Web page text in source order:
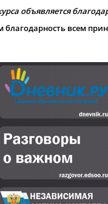
объявляется
всем